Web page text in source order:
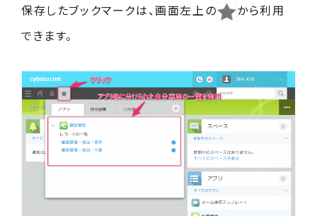
保存したブックマークは、画面左上の
から利用
できます。